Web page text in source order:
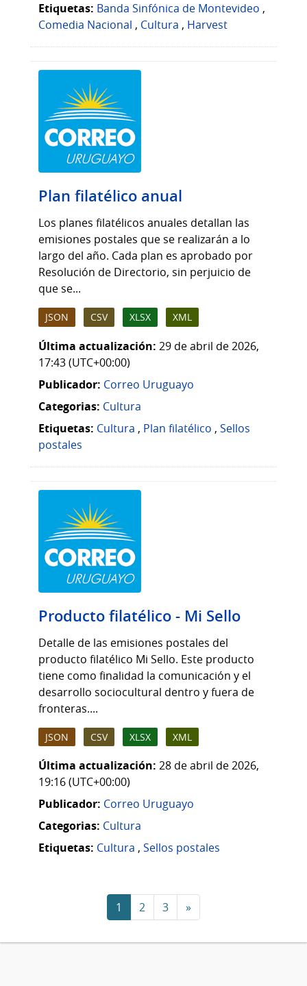
Etiquetas: Banda Sinfónica de Montevideo ,
Comedia Nacional , Cultura , Harvest
Plan filatélico anual
Los planes filatélicos anuales detallan las
emisiones postales que se realizarán a lo
largo del año. Cada plan es aprobado por
Resolución de Directorio, sin perjuicio de
que se...
JSON CSV XLSX XML
Última actualización: 29 de abril de 2026,
17:43 (UTC+00:00)
Publicador: Correo Uruguayo
Categorias: Cultura
Etiquetas: Cultura , Plan filatélico , Sellos
postales
Producto filatélico - Mi Sello
Detalle de las emisiones postales del
producto filatélico Mi Sello. Este producto
tiene como finalidad la comunicación y el
desarrollo sociocultural dentro y fuera de
fronteras....
JSON CSV XLSX XML
Última actualización: 28 de abril de 2026,
19:16 (UTC+00:00)
Publicador: Correo Uruguayo
Categorias: Cultura
Etiquetas: Cultura , Sellos postales
1 2 3 »